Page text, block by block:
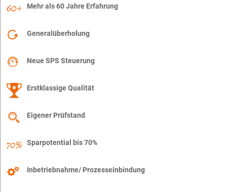
Mehr als 60 Jahre Erfahrung
Generalüberholung
Neue SPS Steuerung
Erstklassige Qualität
Eigener Prüfstand
Sparpotential bis 70%
Inbetriebnahme/ Prozesseinbindung